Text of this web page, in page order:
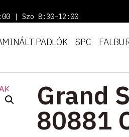
| Szo 8:30–12:00
PADLÓK SPC
Grand
80881